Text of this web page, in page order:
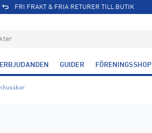
FRI FRAKT & FRIA RETURER TILL BUTIK
ERBJUDANDEN GUIDER FÖRENINGSSHOP